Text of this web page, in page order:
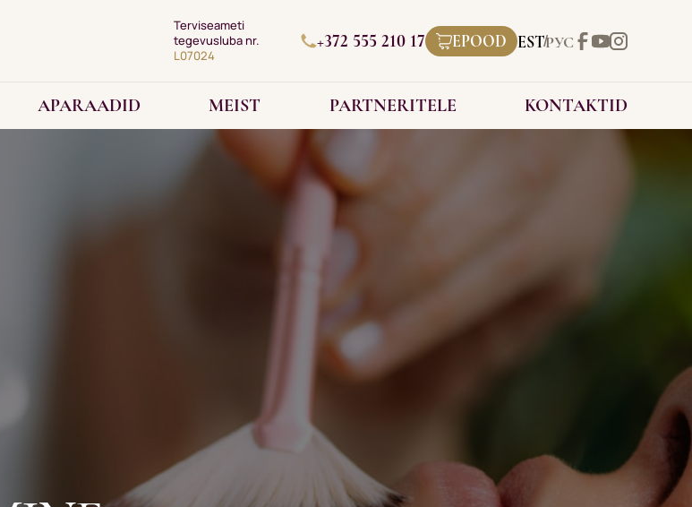
Terviseameti
tegevusluba nr.
L07024
+372 555 210 17 EPOOD ESTРУС
APARAADID MEIST PARTNERITELE KONTAKTID